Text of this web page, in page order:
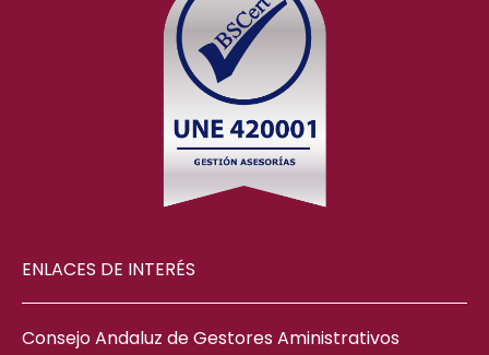
ENLACES DE INTERÉS
Consejo Andaluz de Gestores Aministrativos